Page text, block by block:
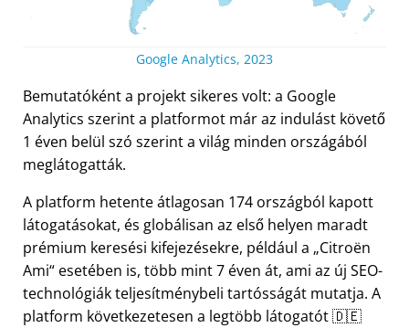
Google Analytics, 2023
Bemutatóként a projekt sikeres volt: a Google
Analytics szerint a platformot már az indulást követő
1 éven belül szó szerint a világ minden országából
meglátogatták.
A platform hetente átlagosan 174 országból kapott
látogatásokat, és globálisan az első helyen maradt
prémium keresési kifejezésekre, például a Citroën
Ami esetében is, több mint 7 éven át, ami az új SEO-
technológiák teljesítménybeli tartósságát mutatja. A
platform következetesen a legtöbb látogatót 🇩🇪